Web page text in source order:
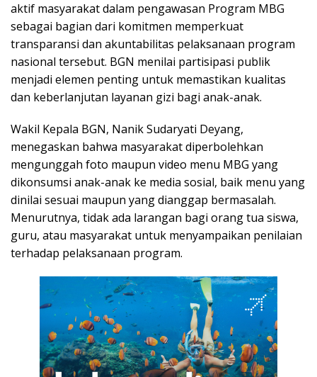
aktif masyarakat dalam pengawasan Program MBG
sebagai bagian dari komitmen memperkuat
transparansi dan akuntabilitas pelaksanaan program
nasional tersebut. BGN menilai partisipasi publik
menjadi elemen penting untuk memastikan kualitas
dan keberlanjutan layanan gizi bagi anak-anak.
Wakil Kepala BGN, Nanik Sudaryati Deyang,
menegaskan bahwa masyarakat diperbolehkan
mengunggah foto maupun video menu MBG yang
dikonsumsi anak-anak ke media sosial, baik menu yang
dinilai sesuai maupun yang dianggap bermasalah.
Menurutnya, tidak ada larangan bagi orang tua siswa,
guru, atau masyarakat untuk menyampaikan penilaian
terhadap pelaksanaan program.